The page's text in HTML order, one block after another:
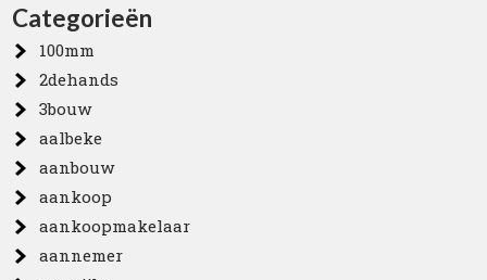
Categorieën
100mm
2dehands
3bouw
aalbeke
aanbouw
aankoop
aankoopmakelaar
aannemer